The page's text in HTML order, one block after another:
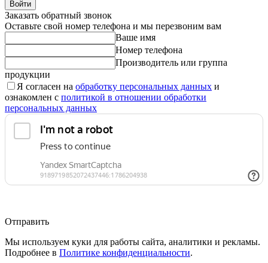
Войти
Заказать обратный звонок
Оставьте свой номер телефона и мы перезвоним вам
Ваше имя
Номер телефона
Производитель или группа
продукции
Я согласен на обработку персональных данных и
ознакомлен с политикой в отношении обработки
персональных данных
Отправить
Мы используем куки для работы сайта, аналитики и рекламы.
Подробнее в Политике конфиденциальности.